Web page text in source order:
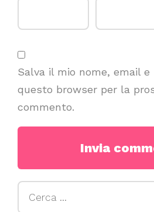
Salva il mio nome, email
questo browser per la
commento.